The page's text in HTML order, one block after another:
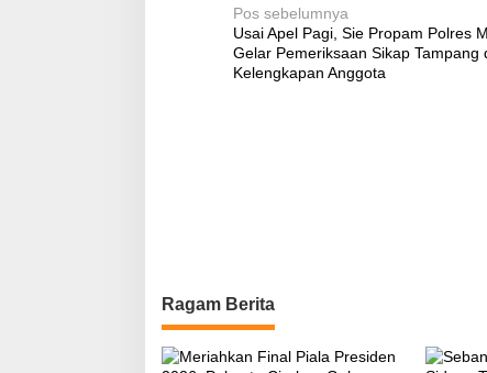
Navigasi
pos
Pos sebelumnya
Usai Apel Pagi, Sie Propam Polres
Gelar Pemeriksaan Sikap Tampang
Kelengkapan Anggota
Ragam Berita